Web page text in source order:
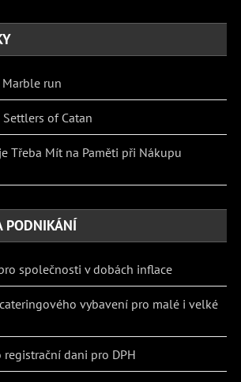
run
Settlers of Catan
Třeba Mít na Paměti při Nákupu
PODNIKÁNÍ
společnosti v dobách inflace
vybavení pro malé i velké
registrační dani pro DPH